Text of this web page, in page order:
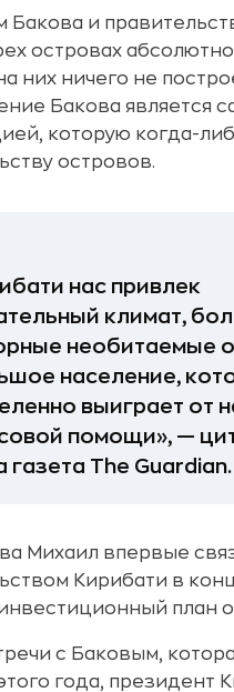
Бакова и
островах
них ничего не
Бакова является
которую когда-
островов.
нас привлек
климат,
необитаемые
население,
выиграет от
помощи», —
газета The Guardian.
Михаил впервые
Кирибати в
план
с Баковым,
года, президент